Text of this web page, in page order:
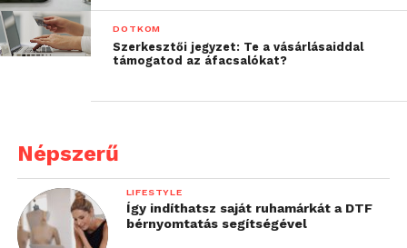
DOTKOM
Szerkesztői jegyzet: Te a vásárlásaiddal
támogatod az áfacsalókat?
Népszerű
LIFESTYLE
Így indíthatsz saját ruhamárkát a DTF
bérnyomtatás segítségével